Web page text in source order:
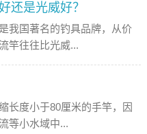
还是光威好？
我国著名的钓具品牌，从价
竿往往比光威...
长度小于80厘米的手竿，因
等小水域中...